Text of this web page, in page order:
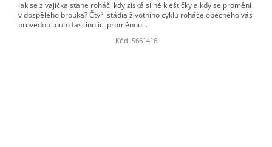
Jak se z vajíčka stane roháč, kdy získá silné kleštičky a kdy se promění
v dospělého brouka? Čtyři stádia životního cyklu roháče obecného vás
provedou touto fascinující proměnou...
Kód: S661416